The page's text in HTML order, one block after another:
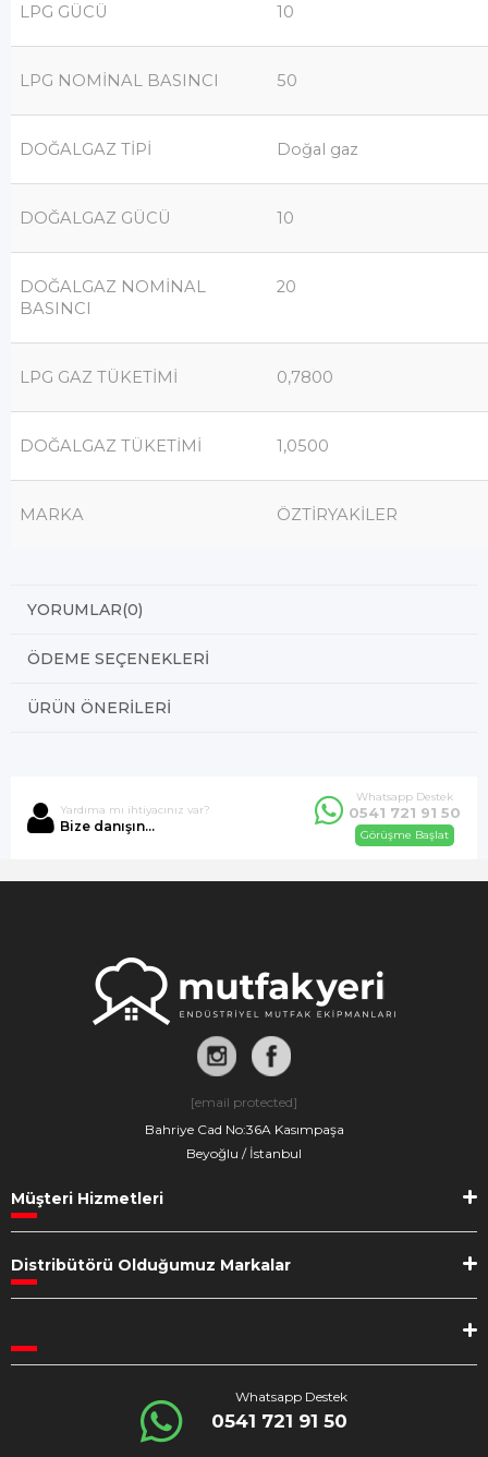
LPG GÜCÜ 10
LPG NOMİNAL BASINCI 50
DOĞALGAZ TİPİ Doğal gaz
DOĞALGAZ GÜCÜ 10
DOĞALGAZ NOMİNAL
BASINCI
20
LPG GAZ TÜKETİMİ 0,7800
DOĞALGAZ TÜKETİMİ 1,0500
MARKA ÖZTİRYAKİLER
YORUMLAR(0)
ÖDEME SEÇENEKLERI
ÜRÜN ÖNERILERI
Yardıma mı ihtiyacınız var?
Bize danışın...
Whatsapp Destek
0541 721 91 50
Görüşme Başlat
[email protected]
Bahriye Cad No:36A Kasımpaşa
Beyoğlu / İstanbul
Müşteri Hizmetleri
Distribütörü Olduğumuz Markalar
Whatsapp Destek
0541 721 91 50